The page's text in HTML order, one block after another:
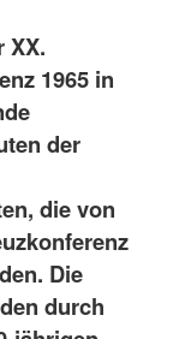
XX.
1965 in
der
die von
Die
durch